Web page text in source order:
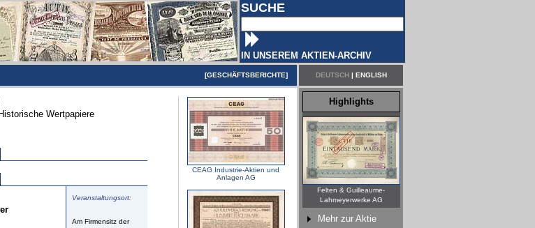
SUCHE
IN UNSEREM AKTIEN-ARCHIV
[GESCHÄFTSBERICHTE] DEUTSCH| ENGLISH
Wertpapiere
Veranstaltungsort:
Am Firmensitz der
CEAG Industrie-Aktien und
Anlagen AG
Highlights
Felten & Guilleaume-
Lahmeyerwerke AG
Mehr zur Aktie